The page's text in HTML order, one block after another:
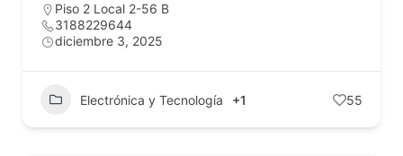
Piso 2 Local 2-56 B
3188229644
diciembre 3, 2025
Electrónica y Tecnología +1 55